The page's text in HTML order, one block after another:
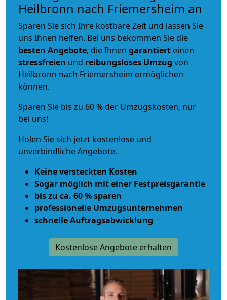
Heilbronn nach Friemersheim an
Sparen Sie sich Ihre kostbare Zeit und lassen Sie
uns Ihnen helfen. Bei uns bekommen Sie die
besten Angebote, die Ihnen garantiert einen
stressfreien und reibungsloses Umzug von
Heilbronn nach Friemersheim ermöglichen
können.
Sparen Sie bis zu 60 % der Umzugskosten, nur
bei uns!
Holen Sie sich jetzt kostenlose und
unverbindliche Angebote.
Keine versteckten Kosten
Sogar möglich mit einer Festpreisgarantie
bis zu ca. 60 % sparen
professionelle Umzugsunternehmen
schnelle Auftragsabwicklung
Kostenlose Angebote erhalten